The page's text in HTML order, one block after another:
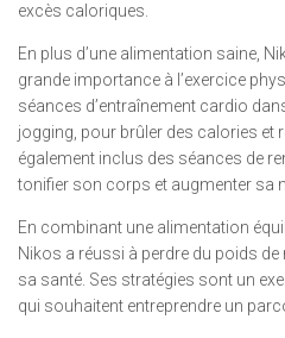
excès caloriques.
En plus d’une alimentation saine,
grande importance à l’exercice
séances d’entraînement cardio
jogging, pour brûler des calories et
également inclus des séances de
tonifier son corps et augmenter sa
En combinant une alimentation
Nikos a réussi à perdre du poids
sa santé. Ses stratégies sont un
qui souhaitent entreprendre un